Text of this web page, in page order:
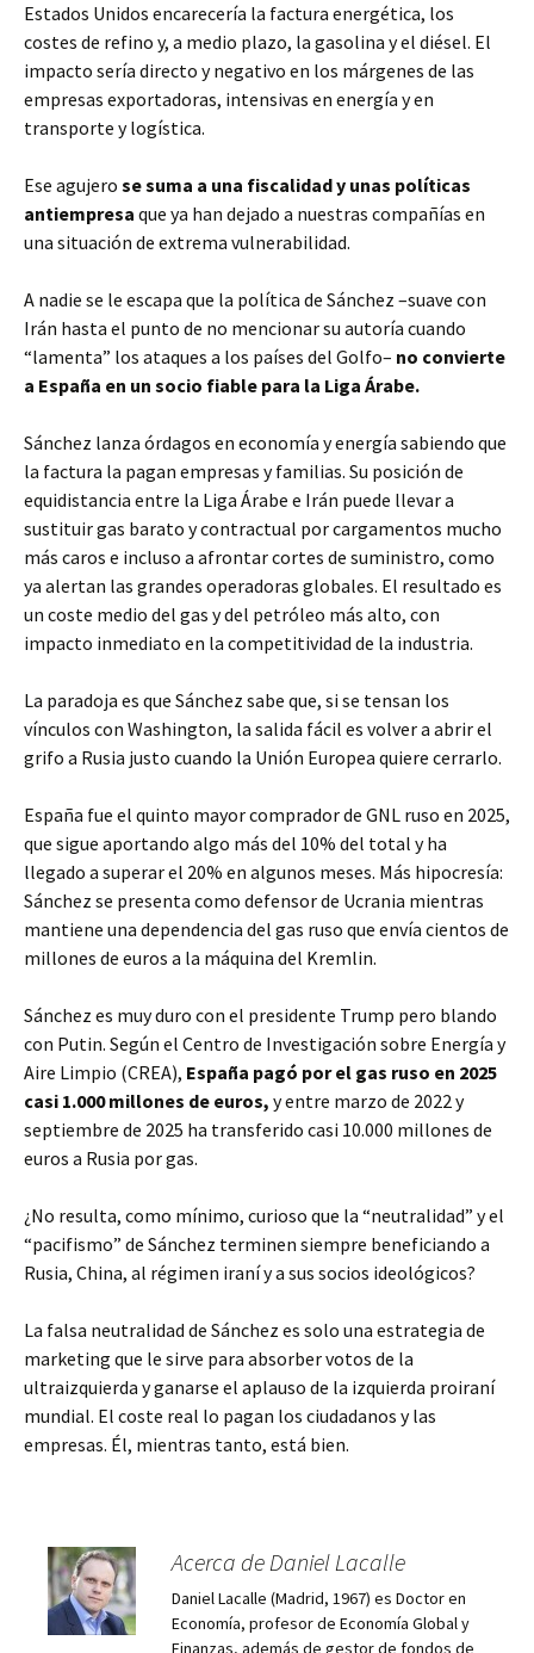
Estados Unidos encarecería la factura energética, los
costes de refino y, a medio plazo, la gasolina y el diésel. El
impacto sería directo y negativo en los márgenes de las
empresas exportadoras, intensivas en energía y en
transporte y logística.
Ese agujero se suma a una fiscalidad y unas políticas
antiempresa que ya han dejado a nuestras compañías en
una situación de extrema vulnerabilidad.
A nadie se le escapa que la política de Sánchez –suave con
Irán hasta el punto de no mencionar su autoría cuando
“lamenta” los ataques a los países del Golfo– no convierte
a España en un socio fiable para la Liga Árabe.
Sánchez lanza órdagos en economía y energía sabiendo que
la factura la pagan empresas y familias. Su posición de
equidistancia entre la Liga Árabe e Irán puede llevar a
sustituir gas barato y contractual por cargamentos mucho
más caros e incluso a afrontar cortes de suministro, como
ya alertan las grandes operadoras globales. El resultado es
un coste medio del gas y del petróleo más alto, con
impacto inmediato en la competitividad de la industria.
La paradoja es que Sánchez sabe que, si se tensan los
vínculos con Washington, la salida fácil es volver a abrir el
grifo a Rusia justo cuando la Unión Europea quiere cerrarlo.
España fue el quinto mayor comprador de GNL ruso en 2025,
que sigue aportando algo más del 10% del total y ha
llegado a superar el 20% en algunos meses. Más hipocresía:
Sánchez se presenta como defensor de Ucrania mientras
mantiene una dependencia del gas ruso que envía cientos de
millones de euros a la máquina del Kremlin. ​
Sánchez es muy duro con el presidente Trump pero blando
con Putin. Según el Centro de Investigación sobre Energía y
Aire Limpio (CREA), España pagó por el gas ruso en 2025
casi 1.000 millones de euros, y entre marzo de 2022 y
septiembre de 2025 ha transferido casi 10.000 millones de
euros a Rusia por gas.
¿No resulta, como mínimo, curioso que la “neutralidad” y el
“pacifismo” de Sánchez terminen siempre beneficiando a
Rusia, China, al régimen iraní y a sus socios ideológicos?​
La falsa neutralidad de Sánchez es solo una estrategia de
marketing que le sirve para absorber votos de la
ultraizquierda y ganarse el aplauso de la izquierda proiraní
mundial. El coste real lo pagan los ciudadanos y las
empresas. Él, mientras tanto, está bien.
Acerca de Daniel Lacalle
Daniel Lacalle (Madrid, 1967) es Doctor en
Economía, profesor de Economía Global y
Finanzas, además de gestor de fondos de